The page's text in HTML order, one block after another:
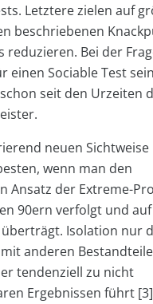
Letztere zielen auf
beschriebenen
reduzieren. Bei der
einen Sociable Test
seit den Urzeiten
neuen
wenn man den
Ansatz der Extreme-
90ern verfolgt und
Isolation nur
anderen
tendenziell zu nicht
Ergebnissen führt